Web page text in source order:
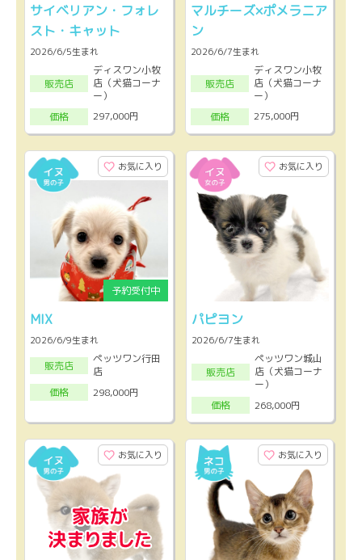
サイベリアン・フォレ
スト・キャット
2026/6/5生まれ
販売店
ディスワン小牧
店（犬猫コーナ
ー）
価格
297,000円
マルチーズ×ポメラニア
ン
2026/6/7生まれ
販売店
ディスワン小牧
店（犬猫コーナ
ー）
価格
275,000円
お気に入り
MIX
2026/6/9生まれ
販売店
ペッツワン行田
店
価格
298,000円
お気に入り
パピヨン
2026/6/7生まれ
販売店
ペッツワン城山
店（犬猫コーナ
ー）
価格
268,000円
お気に入り お気に入り